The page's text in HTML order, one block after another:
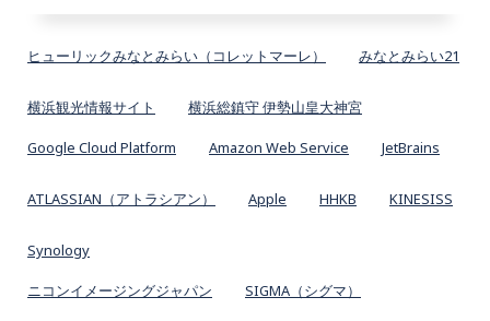
ヒューリックみなとみらい（コレットマーレ） みなとみらい21
横浜観光情報サイト 横浜総鎮守 伊勢山皇大神宮
Google Cloud Platform Amazon Web Service JetBrains
ATLASSIAN（アトラシアン） Apple HHKB KINESISS
Synology
ニコンイメージングジャパン SIGMA（シグマ）